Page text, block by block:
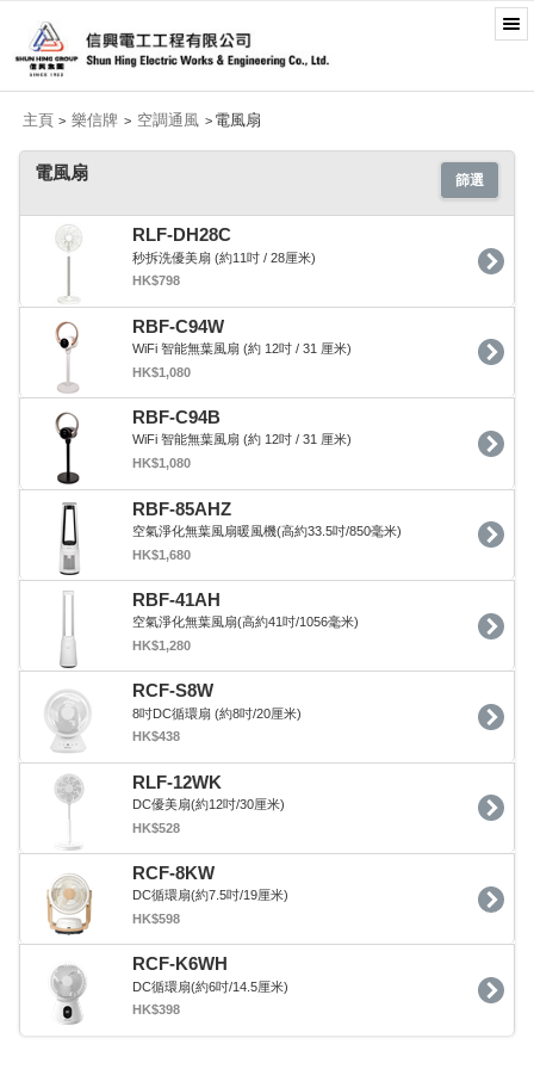
主頁 > 樂信牌 > 空調通風 > 電風扇
篩選
電風扇
RLF-DH28C
秒拆洗優美扇 (約11吋 / 28厘米)
HK$798
RBF-C94W
WiFi 智能無葉風扇 (約 12吋 / 31 厘米)
HK$1,080
RBF-C94B
WiFi 智能無葉風扇 (約 12吋 / 31 厘米)
HK$1,080
RBF-85AHZ
空氣淨化無葉風扇暖風機(高約33.5吋/850毫米)
HK$1,680
RBF-41AH
空氣淨化無葉風扇(高約41吋/1056毫米)
HK$1,280
RCF-S8W
8吋DC循環扇 (約8吋/20厘米)
HK$438
RLF-12WK
DC優美扇(約12吋/30厘米)
HK$528
RCF-8KW
DC循環扇(約7.5吋/19厘米)
HK$598
RCF-K6WH
DC循環扇(約6吋/14.5厘米)
HK$398